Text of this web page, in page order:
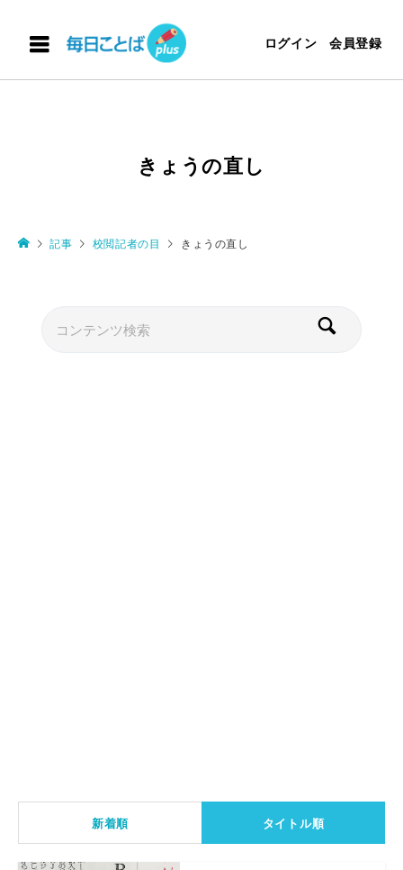
ログイン 会員登録
きょうの直し
記事 校閲記者の目 きょうの直し
新着順 タイトル順